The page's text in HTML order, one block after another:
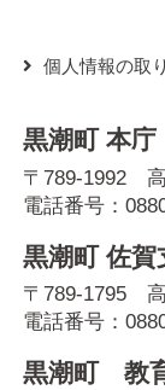
個人情報の取
黒潮町 本庁
〒789-1992
電話番号：
黒潮町 佐賀
〒789-1795
電話番号：
黒潮町 教